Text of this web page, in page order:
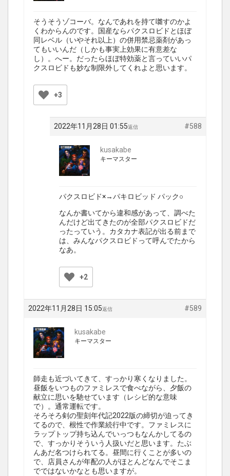
そうそうゾコーバ。なんであれを持て囃すのかよ
くわからんのです。国産ならパクスロビドとほぼ
同レベル（いやそれ以上）の併用禁忌薬剤があっ
てもいいんだ（しかも事実上効果に有意差な
し）。へー。だったらほぼ特効薬と言っていいパ
クスロビドも妙な制限外してくれよと思います。
+3
2022年11月28日 01:55 #588
返信
kusakabe
キーマスター
パクスロビド×→パキロビッド パック○
なんか書いてから違和感があって、調べた
んだけど出てきたのが全部パクスロビドだ
ったっていう。カタカナ表記が出る前まで
は、みんなパクスロビドって呼んでたから
なあ。
+2
2022年11月28日 15:05 #589
返信
kusakabe
キーマスター
師走も近づいてきて、すっかり寒くなりました。
昼飯をいつものファミレスで食べながら、夕飯の
献立に思いを馳せています（レシピ的な意味
で）。通常運転です。
そろそろ剣の聖刻年代記2022版の締切が迫ってき
てるので、根性で作業続行中です。ファミレスに
ラップトップ持ち込んでいっつもなんかしてるの
で、すっかりそういう人扱いだと思います。たぶ
んあだ名つけられてる。昼間に行くことが多いの
で、店員さんが年配の人がほとんどなんでそこま
でではないかなとも思いますが。